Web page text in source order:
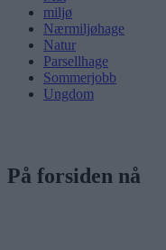
miljø
Nærmiljøhage
Natur
Parsellhage
Sommerjobb
Ungdom
På forsiden nå